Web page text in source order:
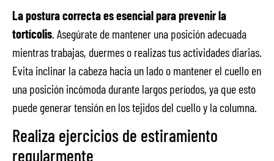
La postura correcta es esencial para prevenir la
tortícolis. Asegúrate de mantener una posición adecuada
mientras trabajas, duermes o realizas tus actividades diarias.
Evita inclinar la cabeza hacia un lado o mantener el cuello en
una posición incómoda durante largos períodos, ya que esto
puede generar tensión en los tejidos del cuello y la columna.
Realiza ejercicios de estiramiento
regularmente